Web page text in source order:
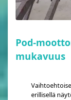
Pod-
mukavuus
erillisellä